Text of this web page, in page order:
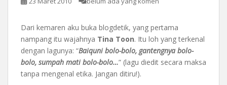
Dari kemaren aku buka blogdetik, yang pertama
nampang itu wajahnya Tina Toon. Itu loh yang terkenal
dengan lagunya: “Baiquni bolo-bolo, gantengnya bolo-
bolo, sumpah mati bolo-bolo…” (lagu diedit secara maksa
tanpa mengenal etika. Jangan ditiru!).